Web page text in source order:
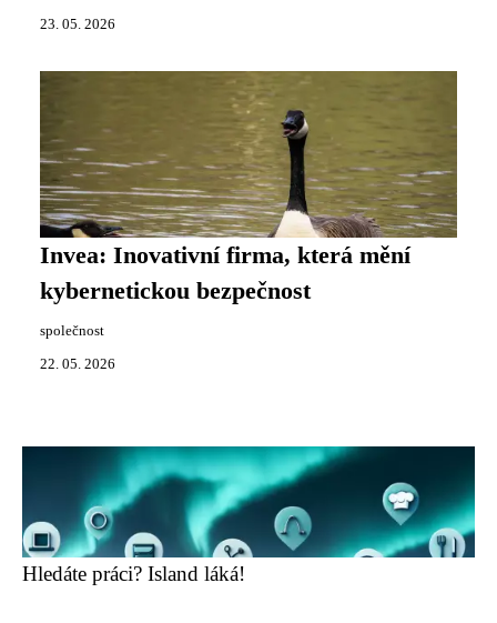
23. 05. 2026
Invea: Inovativní firma, která mění
kybernetickou bezpečnost
společnost
22. 05. 2026
Hledáte práci? Island láká!